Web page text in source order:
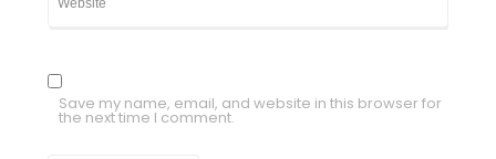
Save my name, email, and website in this browser for
the next time I comment.